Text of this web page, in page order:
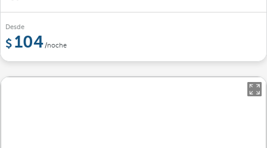
Desde
104/noche